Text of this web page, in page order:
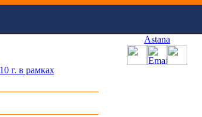
Astana
г. в рамках